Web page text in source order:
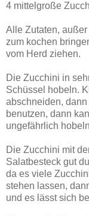
4 mittelgroße
Alle Zutaten,
zum kochen
vom Herd ziehen.
Die Zucchini in
Schüssel hobeln.
abschneiden,
benutzen, dann
ungefährlich
Die Zucchini mit
Salatbesteck gut
da es viele
stehen lassen,
und es lässt sich